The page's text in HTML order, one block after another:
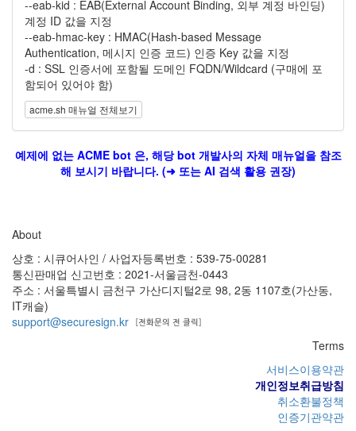
--eab-kid : EAB(External Account Binding, 외부 계정 바인딩)
계정 ID 값을 지정
--eab-hmac-key : HMAC(Hash-based Message
Authentication, 메시지 인증 코드) 인증 Key 값을 지정
-d : SSL 인증서에 포함될 도메인 FQDN/Wildcard (구매에 포
함되어 있어야 함)
acme.sh 매뉴얼 전체보기
예제에 없는 ACME bot 은, 해당 bot 개발사의 자체 매뉴얼을 참조
해 보시기 바랍니다. (➜ 또는 AI 검색 활용 권장)
About
상호 : 시큐어사인 / 사업자등록번호 : 539-75-00281
통신판매업 신고번호 : 2021-서울금천-0443
주소 : 서울특별시 금천구 가산디지털2로 98, 2동 1107호(가산동,
IT캐슬)
support@securesign.kr
Terms
서비스이용약관
개인정보취급방침
취소환불정책
인증기관약관